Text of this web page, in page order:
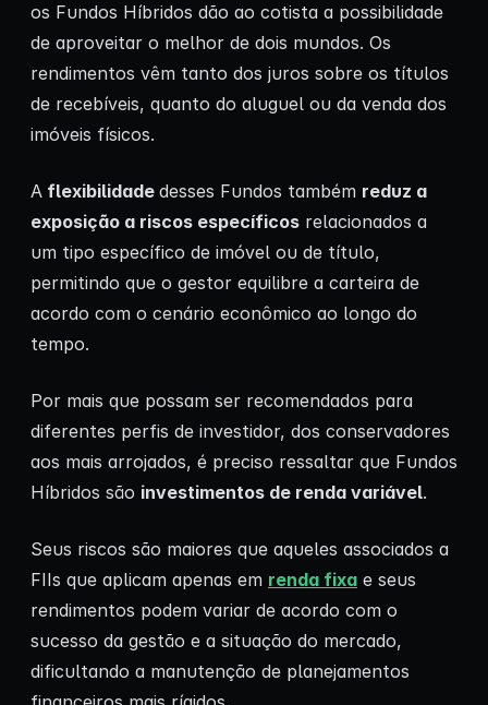
os Fundos Híbridos dão ao cotista a possibilidade
de aproveitar o melhor de dois mundos. Os
rendimentos vêm tanto dos juros sobre os títulos
de recebíveis, quanto do aluguel ou da venda dos
imóveis físicos.
A flexibilidade desses Fundos também reduz a
exposição a riscos específicos relacionados a
um tipo específico de imóvel ou de título,
permitindo que o gestor equilibre a carteira de
acordo com o cenário econômico ao longo do
tempo.
Por mais que possam ser recomendados para
diferentes perfis de investidor, dos conservadores
aos mais arrojados, é preciso ressaltar que Fundos
Híbridos são investimentos de renda variável.
Seus riscos são maiores que aqueles associados a
FIIs que aplicam apenas em renda fixa e seus
rendimentos podem variar de acordo com o
sucesso da gestão e a situação do mercado,
dificultando a manutenção de planejamentos